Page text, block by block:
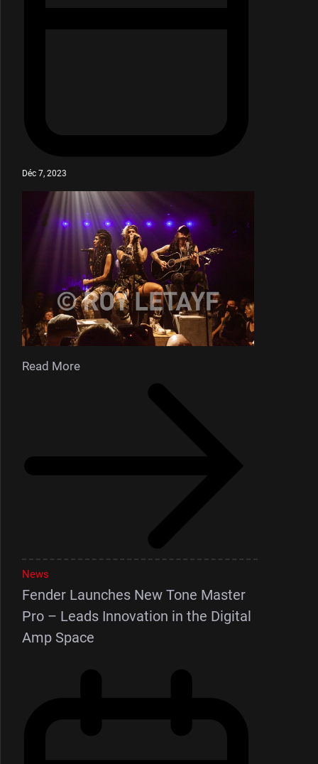
Déc 7, 2023
Read More
News
Fender Launches New Tone Master
Pro – Leads Innovation in the Digital
Amp Space